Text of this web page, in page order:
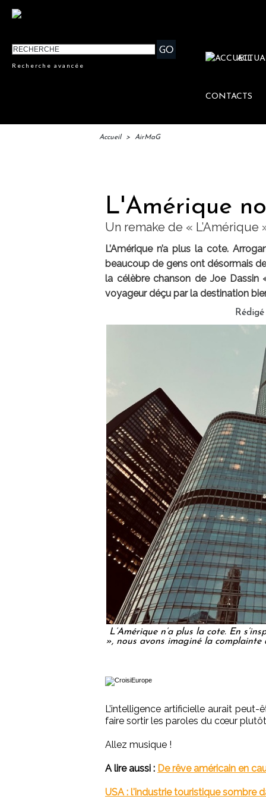
Recherche avancée
CONTACTS
Accueil > AirMaG
L'Amérique
Un remake de « L’Amérique
L’Amérique n’a plus la cote.
beaucoup de gens ont désormais
la célèbre chanson de Joe Dassin
voyageur déçu par la destination
L’Amérique n’a plus la cote. En
», nous avons imaginé la
L’intelligence artificielle aurait
faire sortir les paroles du cœur plutôt
Allez musique !
A lire aussi : De rêve américain en
USA : l'industrie touristique sombre